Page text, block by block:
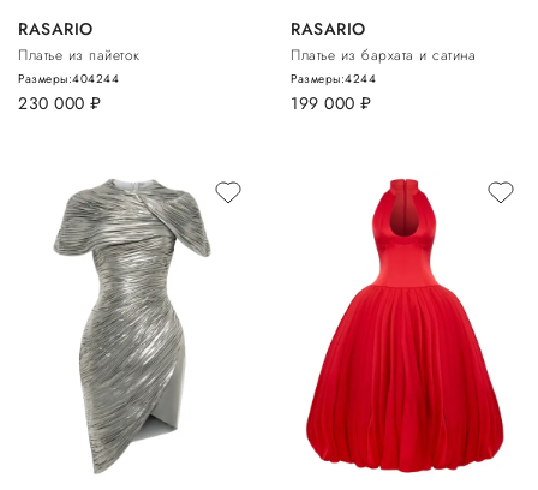
RASARIO
Платье из пайеток
230 000 руб.
Размеры:404244
RASARIO
Платье из бархата и сатина
199 000 руб.
Размеры:4244